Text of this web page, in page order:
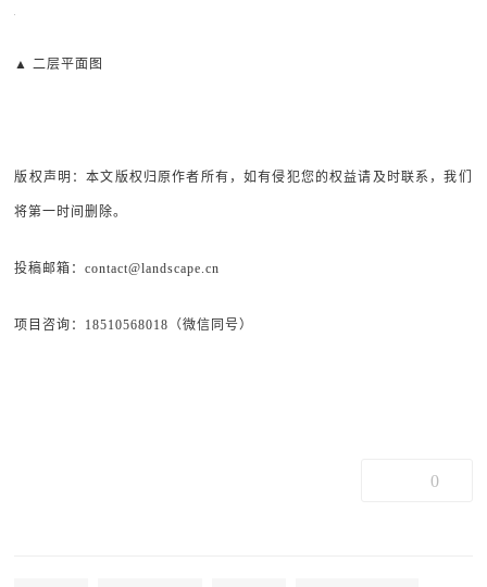
▲ 二层平面图
版权声明：本文版权归原作者所有，如有侵犯您的权益请及时联系，我们
将第一时间删除。
投稿邮箱：contact@landscape.cn
项目咨询：18510568018（微信同号）
0